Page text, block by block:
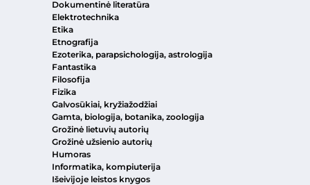
Dokumentinė literatūra
Elektrotechnika
Etika
Etnografija
Ezoterika, parapsichologija, astrologija
Fantastika
Filosofija
Fizika
Galvosūkiai, kryžiažodžiai
Gamta, biologija, botanika, zoologija
Grožinė lietuvių autorių
Grožinė užsienio autorių
Humoras
Informatika, kompiuterija
Išeivijoje leistos knygos